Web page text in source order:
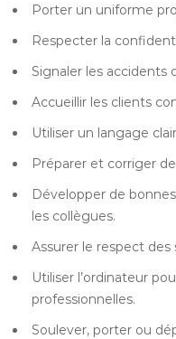
Porter un uniforme
Respecter la
Signaler les accidents
Accueillir les clients
Utiliser un langage
Préparer et corriger
Développer de
les collègues.
Assurer le respect des
Utiliser l’ordinateur
professionnelles.
Soulever, porter ou